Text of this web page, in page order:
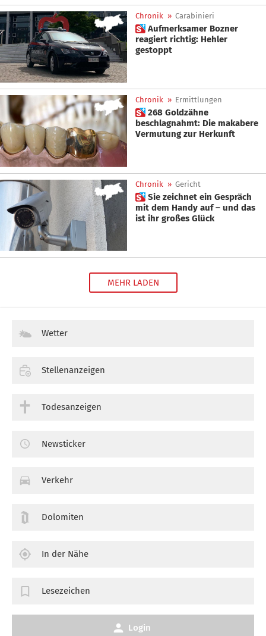
Chronik » Carabinieri
 Aufmerksamer Bozner
reagiert richtig: Hehler
gestoppt
Chronik » Ermittlungen
 268 Goldzähne
beschlagnahmt: Die makabere
Vermutung zur Herkunft
Chronik » Gericht
 Sie zeichnet ein Gespräch
mit dem Handy auf – und das
ist ihr großes Glück
MEHR LADEN
Wetter
Stellenanzeigen
Todesanzeigen
Newsticker
Verkehr
Dolomiten
In der Nähe
Lesezeichen
Login